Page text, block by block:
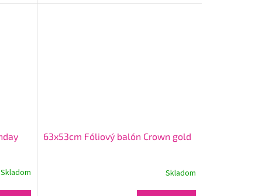
Skladom
63x53cm Fóliový balón Crown gold
Skladom